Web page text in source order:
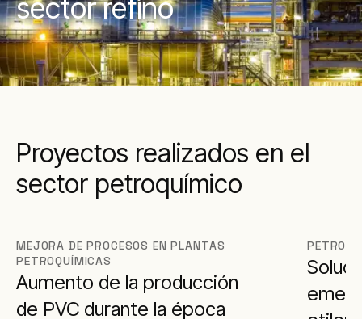
sector refino
Proyectos realizados en el
sector petroquímico
MEJORA DE PROCESOS EN PLANTAS
PETROQUÍMICAS
Aumento de la producción
de PVC durante la época